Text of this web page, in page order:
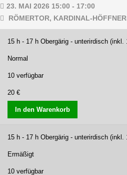
23. MAI 2026 15:00 - 17:00
RÖMERTOR, KARDINAL-
15 h - 17 h Obergärig - unterirdisch
Normal
10 verfügbar
20 €
In den Warenkorb
15 h - 17 h Obergärig - unterirdisch
Ermäßigt
10 verfügbar